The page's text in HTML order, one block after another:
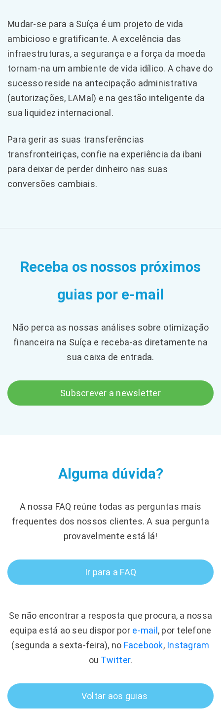
Mudar-se para a Suíça é um projeto de vida
ambicioso e gratificante. A excelência das
infraestruturas, a segurança e a força da moeda
tornam-na um ambiente de vida idílico. A chave do
sucesso reside na antecipação administrativa
(autorizações, LAMal) e na gestão inteligente da
sua liquidez internacional.
Para gerir as suas transferências
transfronteiriças, confie na experiência da ibani
para deixar de perder dinheiro nas suas
conversões cambiais.
Receba os nossos próximos
guias por e-mail
Não perca as nossas análises sobre otimização
financeira na Suíça e receba-as diretamente na
sua caixa de entrada.
Subscrever a newsletter
Alguma dúvida?
A nossa FAQ reúne todas as perguntas mais
frequentes dos nossos clientes. A sua pergunta
provavelmente está lá!
Ir para a FAQ
Se não encontrar a resposta que procura, a nossa
equipa está ao seu dispor por e-mail, por telefone
(segunda a sexta-feira), no Facebook, Instagram
ou Twitter.
Voltar aos guias